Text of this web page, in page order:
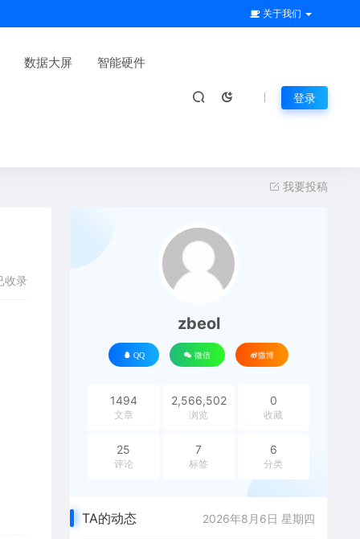
关于我们
数据大屏 智能硬件
登录
我要投稿
收录
zbeol
QQ 微信 微博
1494
文章
2,566,502
浏览
0
收藏
25
评论
7
标签
6
分类
TA的动态 2026年8月6日 星期四